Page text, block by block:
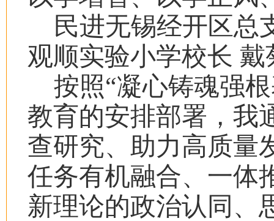
民进无锡经开区总
观顺实验小学校长 戴
按照“凝心铸魂强
教育的安排部署，我
查研究、助力高质量
任务有机融合、一体
新理论的政治认同、